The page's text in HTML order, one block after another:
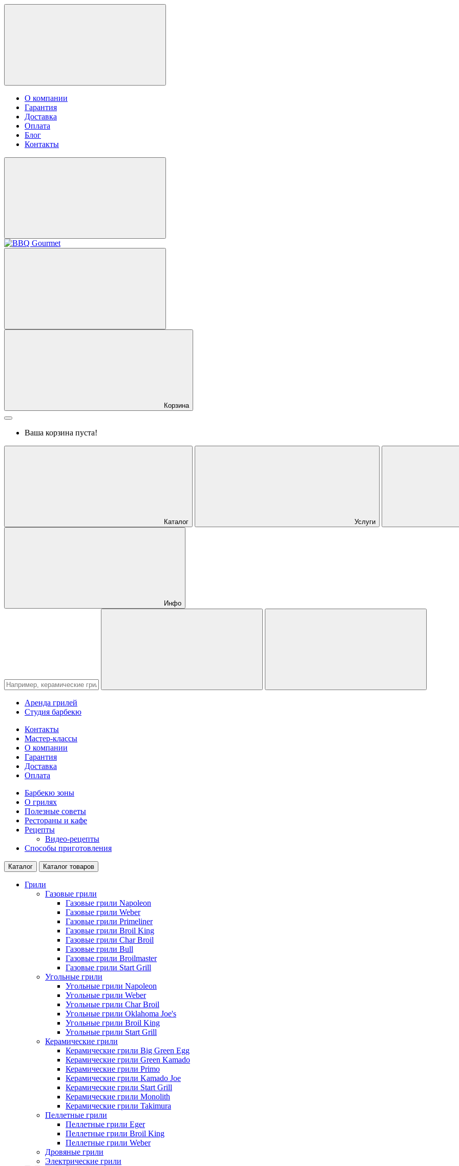
О компании
Гарантия
Доставка
Оплата
Блог
Контакты
Корзина
Ваша корзина пуста!
Каталог Услуги
Инфо
Аренда грилей
Студия барбекю
Контакты
Мастер-классы
О компании
Гарантия
Доставка
Оплата
Барбекю зоны
О грилях
Полезные советы
Рестораны и кафе
Рецепты
Видео-рецепты
Способы приготовления
Каталог Каталог товаров
Грили
Газовые грили
Газовые грили Napoleon
Газовые грили Weber
Газовые грили Primeliner
Газовые грили Broil King
Газовые грили Char Broil
Газовые грили Bull
Газовые грили Broilmaster
Газовые грили Start Grill
Угольные грили
Угольные грили Napoleon
Угольные грили Weber
Угольные грили Char Broil
Угольные грили Oklahoma Joe's
Угольные грили Broil King
Угольные грили Start Grill
Керамические грили
Керамические грили Big Green Egg
Керамические грили Green Kamado
Керамические грили Primo
Керамические грили Kamado Joe
Керамические грили Start Grill
Керамические грили Monolith
Керамические грили Takimura
Пеллетные грили
Пеллетные грили Eger
Пеллетные грили Broil King
Пеллетные грили Weber
Дровяные грили
Электрические грили